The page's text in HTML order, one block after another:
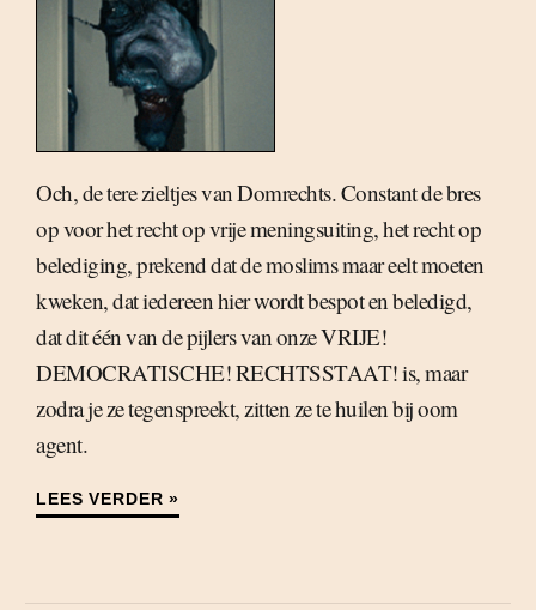
Och, de tere zieltjes van Domrechts. Constant de bres
op voor het recht op vrije meningsuiting, het recht op
belediging, prekend dat de moslims maar eelt moeten
kweken, dat iedereen hier wordt bespot en beledigd,
dat dit één van de pijlers van onze VRIJE!
DEMOCRATISCHE! RECHTSSTAAT! is, maar
zodra je ze tegenspreekt, zitten ze te huilen bij oom
agent.
LEES VERDER »